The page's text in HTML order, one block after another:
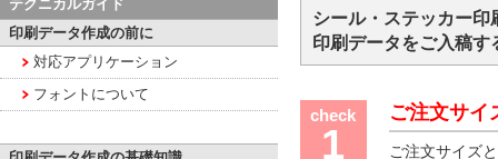
テクニカルガイド
印刷データ作成の前に
対応アプリケーション
フォントについて
シール・ステッカー
印刷データをご入稿
check
1
ご注文サイ
ご注文サイズ